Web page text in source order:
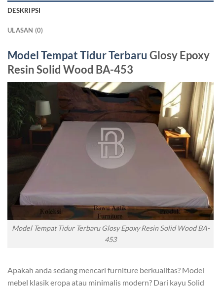
DESKRIPSI
ULASAN (0)
Model Tempat Tidur Terbaru Glosy Epoxy
Resin Solid Wood BA-453
Model Tempat Tidur Terbaru Glosy Epoxy Resin Solid Wood BA-
453
Apakah anda sedang mencari furniture berkualitas? Model
mebel klasik eropa atau minimalis modern? Dari kayu Solid